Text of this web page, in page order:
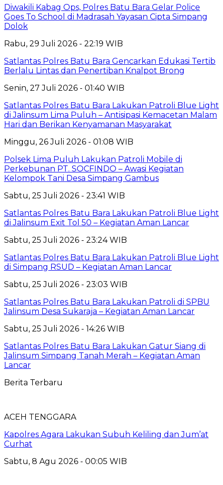
Diwakili Kabag Ops, Polres Batu Bara Gelar Police
Goes To School di Madrasah Yayasan Cipta Simpang
Dolok
Rabu, 29 Juli 2026 - 22:19 WIB
Satlantas Polres Batu Bara Gencarkan Edukasi Tertib
Berlalu Lintas dan Penertiban Knalpot Brong
Senin, 27 Juli 2026 - 01:40 WIB
Satlantas Polres Batu Bara Lakukan Patroli Blue Light
di Jalinsum Lima Puluh – Antisipasi Kemacetan Malam
Hari dan Berikan Kenyamanan Masyarakat
Minggu, 26 Juli 2026 - 01:08 WIB
Polsek Lima Puluh Lakukan Patroli Mobile di
Perkebunan PT. SOCFINDO – Awasi Kegiatan
Kelompok Tani Desa Simpang Gambus
Sabtu, 25 Juli 2026 - 23:41 WIB
Satlantas Polres Batu Bara Lakukan Patroli Blue Light
di Jalinsum Exit Tol 50 – Kegiatan Aman Lancar
Sabtu, 25 Juli 2026 - 23:24 WIB
Satlantas Polres Batu Bara Lakukan Patroli Blue Light
di Simpang RSUD – Kegiatan Aman Lancar
Sabtu, 25 Juli 2026 - 23:03 WIB
Satlantas Polres Batu Bara Lakukan Patroli di SPBU
Jalinsum Desa Sukaraja – Kegiatan Aman Lancar
Sabtu, 25 Juli 2026 - 14:26 WIB
Satlantas Polres Batu Bara Lakukan Gatur Siang di
Jalinsum Simpang Tanah Merah – Kegiatan Aman
Lancar
Berita Terbaru
ACEH TENGGARA
Kapolres Agara Lakukan Subuh Keliling dan Jum’at
Curhat
Sabtu, 8 Agu 2026 - 00:05 WIB